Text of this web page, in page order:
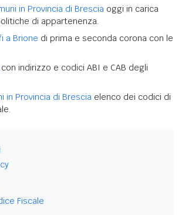
in Provincia di Brescia oggi in carica
di appartenenza.
a Brione di prima e seconda corona con le
con indirizzo e codici ABI e CAB degli
in Provincia di Brescia elenco dei codici di
Fiscale